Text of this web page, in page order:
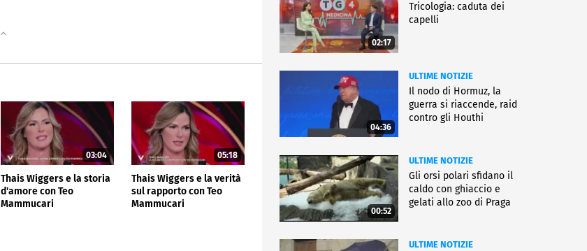
03:04
Thais Wiggers e la storia
d'amore con Teo
Mammucari
05:18
Thais Wiggers e la verità
sul rapporto con Teo
Mammucari
02:17
Tricologia: caduta dei
capelli
04:36
ULTIME NOTIZIE
Il nodo di Hormuz, la
guerra si riaccende, raid
contro gli Houthi
00:52
ULTIME NOTIZIE
Gli orsi polari sfidano il
caldo con ghiaccio e
gelati allo zoo di Praga
ULTIME NOTIZIE